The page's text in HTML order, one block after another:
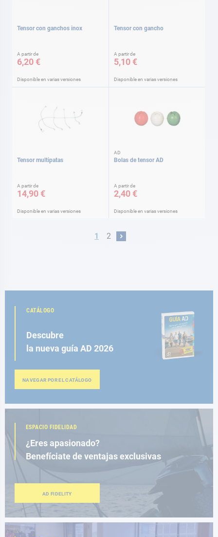
Tensor con ganchos inox
A partir de
6,20 €
Disponible en varias versiones
Tensor con gancho
A partir de
5,10 €
Disponible en varias versiones
Tensor multipatas
A partir de
14,90 €
Disponible en varias versiones
AD
Bolas de tensor AD
A partir de
2,40 €
Disponible en varias versiones
Página
Actualmente estás leyendo página
1 Página
2 Página
Siguiente
CATÁLOGO
Descubre
la nueva guía AD 2026
NAVEGAR POR EL CATÁLOGO
ESPACIO FIDELIDAD
¿Eres apasionado?
Benefíciate de ventajas exclusivas
AD FIDELITY